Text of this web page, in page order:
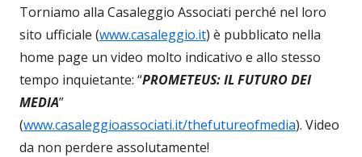
Torniamo alla Casaleggio Associati perché nel loro
sito ufficiale (www.casaleggio.it) è pubblicato nella
home page un video molto indicativo e allo stesso
tempo inquietante: “PROMETEUS: IL FUTURO DEI
MEDIA”
(www.casaleggioassociati.it/thefutureofmedia). Video
da non perdere assolutamente!